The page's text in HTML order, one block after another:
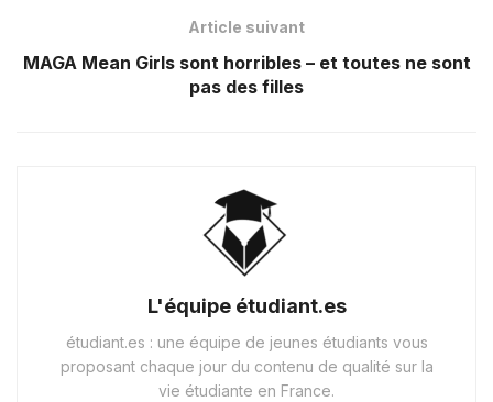
Article suivant
MAGA Mean Girls sont horribles – et toutes ne sont
pas des filles
L'équipe étudiant.es
étudiant.es : une équipe de jeunes étudiants vous
proposant chaque jour du contenu de qualité sur la
vie étudiante en France.